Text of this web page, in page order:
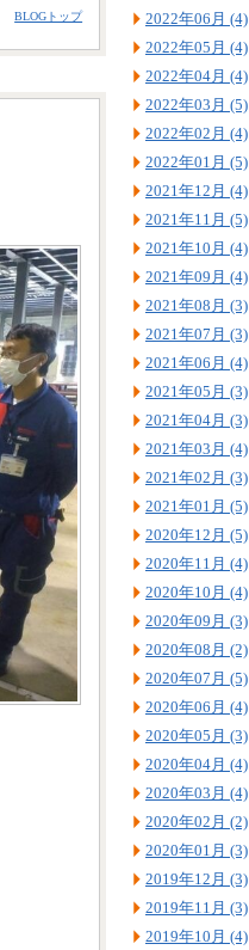
BLOGトップ
2022年06月 (4)
2022年05月 (4)
2022年04月 (4)
2022年03月 (5)
2022年02月 (4)
2022年01月 (5)
2021年12月 (4)
2021年11月 (5)
2021年10月 (4)
2021年09月 (4)
2021年08月 (3)
2021年07月 (3)
2021年06月 (4)
2021年05月 (3)
2021年04月 (3)
2021年03月 (4)
2021年02月 (3)
2021年01月 (5)
2020年12月 (5)
2020年11月 (4)
2020年10月 (4)
2020年09月 (3)
2020年08月 (2)
2020年07月 (5)
2020年06月 (4)
2020年05月 (3)
2020年04月 (4)
2020年03月 (4)
2020年02月 (2)
2020年01月 (3)
2019年12月 (3)
2019年11月 (3)
2019年10月 (4)